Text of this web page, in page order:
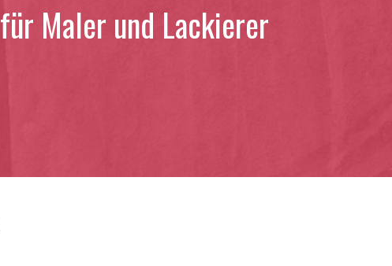
Maler und Lackierer